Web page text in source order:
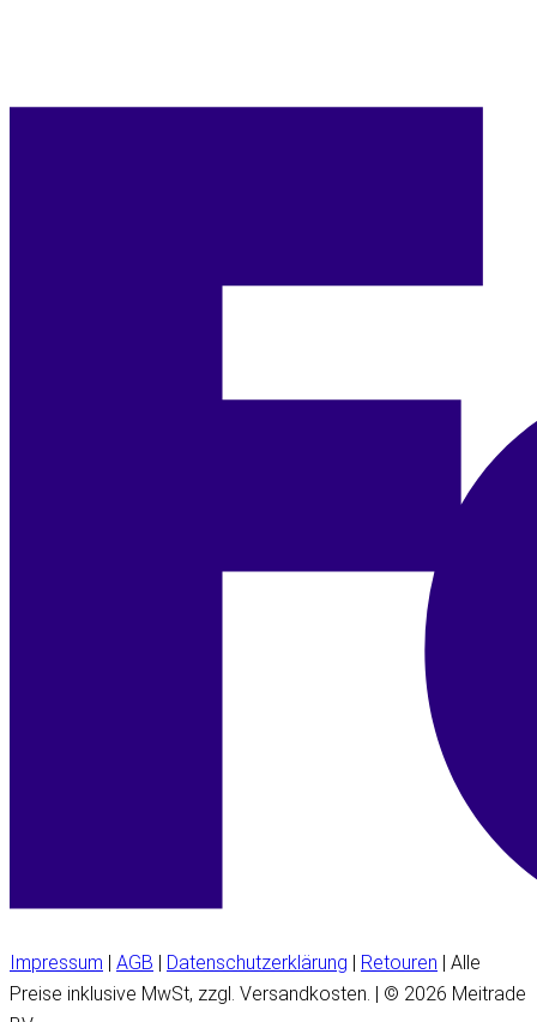
Impressum | AGB | Datenschutzerklärung | Retouren | Alle
Preise inklusive MwSt, zzgl. Versandkosten. | © 2026 Meitrade